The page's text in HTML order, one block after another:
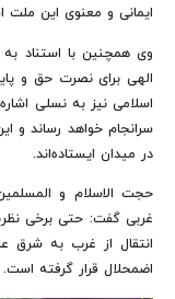
ایمانی و معنوی این
وی همچنین با استناد به
الهی برای نصرت حق و
اسلامی نیز به نسلی
سرانجام خواهد رساند و
در میدان ایستاده‌اند.
حجت الاسلام و
غربی گفت: حتی برخی
انتقال از غرب به
اضمحلال قرار گرفته است.